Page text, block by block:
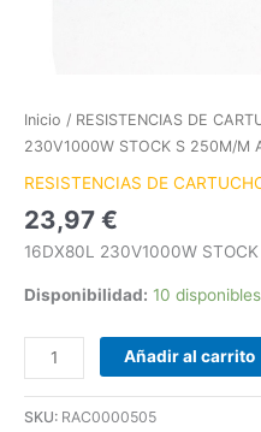
Inicio / RESISTENCIAS DE
230V1000W STOCK S 250M/M
RESISTENCIAS DE
23,97 €
16DX80L 230V1000W
Disponibilidad: 10 disponibles
Añadir al carrito
SKU: RAC0000505